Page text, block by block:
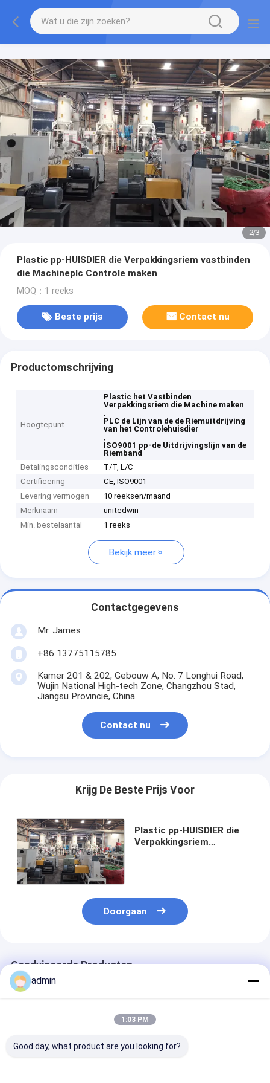
2/3
Plastic pp-HUISDIER die Verpakkingsriem vastbinden
die Machineplc Controle maken
MOQ：1 reeks
Beste prijs Contact nu
Productomschrijving
Hoogtepunt
Plastic het Vastbinden
Verpakkingsriem die Machine maken
,
PLC de Lijn van de de Riemuitdrijving
van het Controlehuisdier
,
ISO9001 pp-de Uitdrijvingslijn van de
Riemband
Betalingscondities
T/T, L/C
Certificering
CE, ISO9001
Levering vermogen
10 reeksen/maand
Merknaam
unitedwin
Min. bestelaantal
1 reeks
Bekijk meer
Contactgegevens
Mr. James
+86 13775115785
Kamer 201 & 202, Gebouw A, No. 7 Longhui Road,
Wujin National High-tech Zone, Changzhou Stad,
Jiangsu Provincie, China
Contact nu
Krijg De Beste Prijs Voor
Plastic pp-HUISDIER die
Verpakkingsriem
Doorgaan
Geadviseerde Producten
admin
1:03 PM
Good day, what product are you looking for?